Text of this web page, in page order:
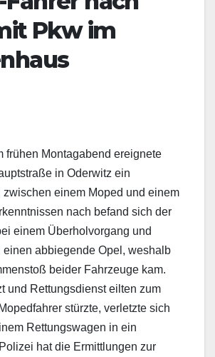
Pkw im
frühen Montagabend ereignete
in Oderwitz ein
zwischen einem Moped und einem
nach befand sich der
einem Überholvorgang und
einen abbiegende Opel, weshalb
beider Fahrzeuge kam.
und Rettungsdienst eilten zum
stürzte, verletzte sich
Rettungswagen in ein
hat die Ermittlungen zur